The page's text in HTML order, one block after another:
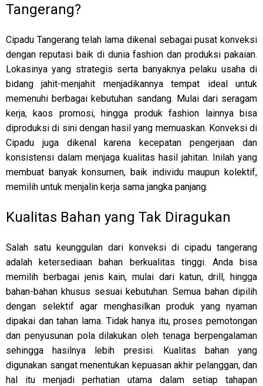
Tangerang?
Cipadu Tangerang telah lama dikenal sebagai pusat konveksi
dengan reputasi baik di dunia fashion dan produksi pakaian.
Lokasinya yang strategis serta banyaknya pelaku usaha di
bidang jahit-menjahit menjadikannya tempat ideal untuk
memenuhi berbagai kebutuhan sandang. Mulai dari seragam
kerja, kaos promosi, hingga produk fashion lainnya bisa
diproduksi di sini dengan hasil yang memuaskan. Konveksi di
Cipadu juga dikenal karena kecepatan pengerjaan dan
konsistensi dalam menjaga kualitas hasil jahitan. Inilah yang
membuat banyak konsumen, baik individu maupun kolektif,
memilih untuk menjalin kerja sama jangka panjang.
Kualitas Bahan yang Tak Diragukan
Salah satu keunggulan dari konveksi di cipadu tangerang
adalah ketersediaan bahan berkualitas tinggi. Anda bisa
memilih berbagai jenis kain, mulai dari katun, drill, hingga
bahan-bahan khusus sesuai kebutuhan. Semua bahan dipilih
dengan selektif agar menghasilkan produk yang nyaman
dipakai dan tahan lama. Tidak hanya itu, proses pemotongan
dan penyusunan pola dilakukan oleh tenaga berpengalaman
sehingga hasilnya lebih presisi. Kualitas bahan yang
digunakan sangat menentukan kepuasan akhir pelanggan, dan
hal itu menjadi perhatian utama dalam setiap tahapan